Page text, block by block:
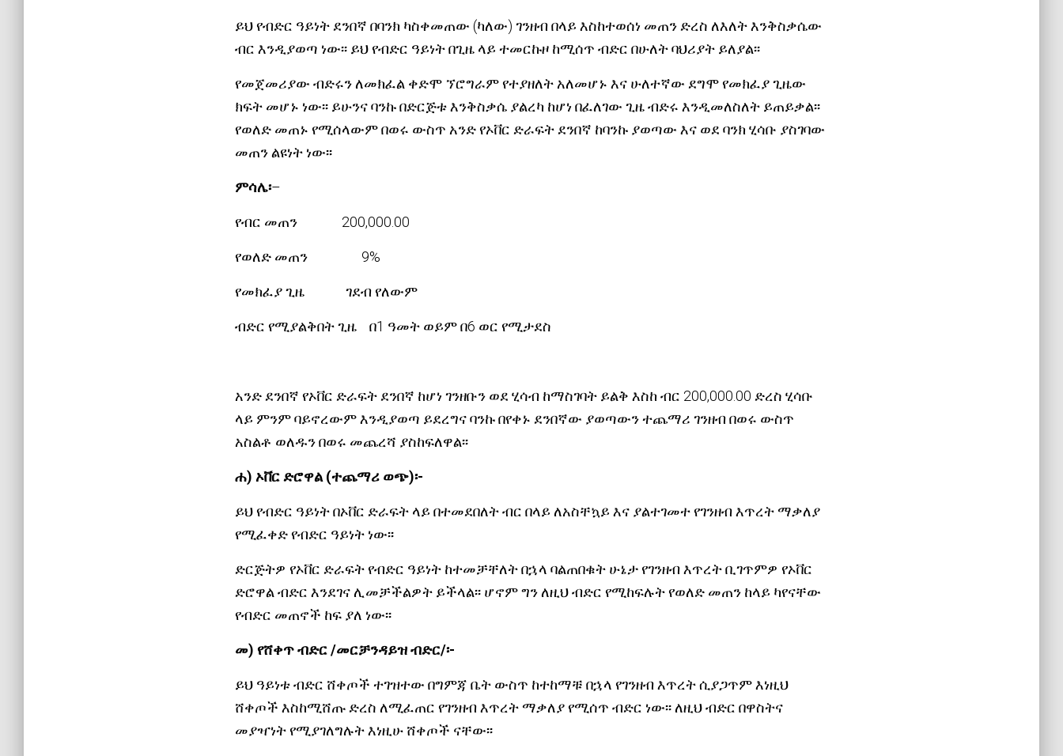
ይህ የብድር ዓይነት ደንበኛ በባንክ ካስቀመጠው (ካለው) ገንዘብ በላይ እስከተወሰነ መጠን ድረስ ለእለት እንቅስቃሴው
ብር እንዲያወጣ ነው፡፡ ይህ የብድር ዓይነት በጊዜ ላይ ተመርኩዞ ከሚሰጥ ብድር በሁለት ባህሪያት ይለያል፡፡
የመጀመሪያው ብድሩን ለመክፈል ቀድሞ ኘሮግራም የተያዘለት አለመሆኑ እና ሁለተኛው ደግሞ የመክፈያ ጊዜው
ክፍት መሆኑ ነው፡፡ ይሁንና ባንኩ በድርጅቱ እንቅስቃሴ ያልረካ ከሆነ በፈለገው ጊዜ ብድሩ እንዲመለስለት ይጠይቃል፡፡
የወለድ መጠኑ የሚሰላውም በወሩ ውስጥ አንድ የኦቨር ድራፍት ደንበኛ ከባንኩ ያወጣው እና ወደ ባንክ ሂሳቡ ያስገባው
መጠን ልዩነት ነው፡፡
ምሳሌ፡–
የብር መጠን 200,000.00
የወለድ መጠን 9%
የመክፈያ ጊዜ ገደብ የለውም
ብድር የሚያልቅበት ጊዜ በ1 ዓመት ወይም በ6 ወር የሚታደስ
አንድ ደንበኛ የኦቨር ድራፍት ደንበኛ ከሆነ ገንዘቡን ወደ ሂሳብ ከማስገባት ይልቅ እስከ ብር 200,000.00 ድረስ ሂሳቡ
ላይ ምንም ባይኖረውም እንዲያወጣ ይደረግና ባንኩ በየቀኑ ደንበኛው ያወጣውን ተጨማሪ ገንዘብ በወሩ ውስጥ
አስልቶ ወለዱን በወሩ መጨረሻ ያስከፍለዋል፡፡
ሐ) ኦቨር ድሮዋል (ተጨማሪ ወጭ)፡-
ይህ የብድር ዓይነት በኦቨር ድራፍት ላይ በተመደበለት ብር በላይ ለአስቸኳይ እና ያልተገመተ የገንዘብ እጥረት ማቃለያ
የሚፈቀድ የብድር ዓይነት ነው፡፡
ድርጅትዎ የኦቨር ድራፍት የብድር ዓይነት ከተመቻቸለት በኋላ ባልጠበቁት ሁኔታ የገንዘብ እጥረት ቢገጥምዎ የኦቨር
ድሮዋል ብድር እንደገና ሊመቻችልዎት ይችላል፡፡ ሆኖም ግን ለዚህ ብድር የሚከፍሉት የወለድ መጠን ከላይ ካየናቸው
የብድር መጠኖች ከፍ ያለ ነው፡፡
መ) የሸቀጥ ብድር /መርቻንዳይዝ ብድር/፡-
ይህ ዓይነቱ ብድር ሸቀጦች ተገዝተው በግምጃ ቤት ውስጥ ከተከማቹ በኋላ የገንዘብ እጥረት ሲያጋጥም እነዚህ
ሸቀጦች እስከሚሸጡ ድረስ ለሚፈጠር የገንዘብ እጥረት ማቃለያ የሚሰጥ ብድር ነው፡፡ ለዚህ ብድር በዋስትና
መያዣነት የሚያገለግሉት እነዚሁ ሸቀጦች ናቸው፡፡